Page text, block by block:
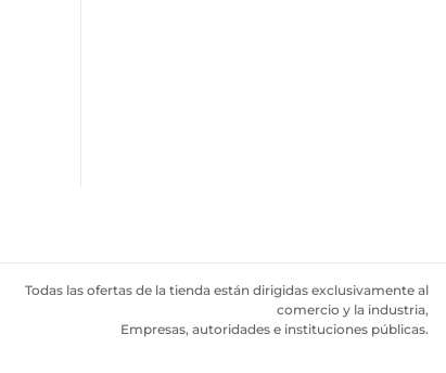
Todas las ofertas de la tienda están dirigidas exclusivamente al
comercio y la industria,
Empresas, autoridades e instituciones públicas.